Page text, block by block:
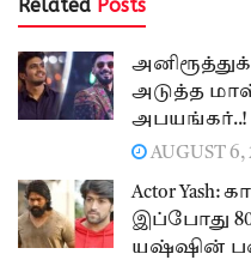
Related Posts
அடுத்த
அபயங்கர்..!
AUGUST 6,
Actor
இப்போது
யஷ்ஷின்